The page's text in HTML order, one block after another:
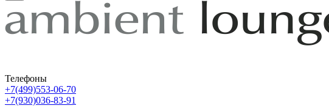
Телефоны
+7(499)553-06-70
+7(930)036-83-91